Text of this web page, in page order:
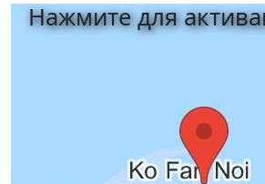
Нажмите для